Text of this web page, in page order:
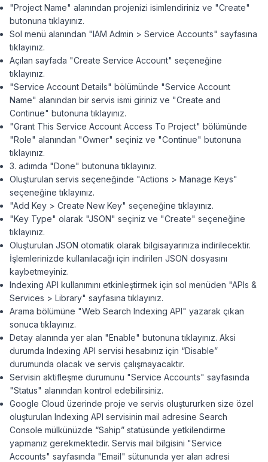
"Project Name" alanından projenizi isimlendiriniz ve "Create"
butonuna tıklayınız.
Sol menü alanından "IAM Admin > Service Accounts" sayfasına
tıklayınız.
Açılan sayfada "Create Service Account" seçeneğine
tıklayınız.
"Service Account Details" bölümünde "Service Account
Name" alanından bir servis ismi giriniz ve "Create and
Continue" butonuna tıklayınız.
"Grant This Service Account Access To Project" bölümünde
"Role" alanından "Owner" seçiniz ve "Continue" butonuna
tıklayınız.
3. adımda "Done" butonuna tıklayınız.
Oluşturulan servis seçeneğinde "Actions > Manage Keys"
seçeneğine tıklayınız.
"Add Key > Create New Key" seçeneğine tıklayınız.
"Key Type" olarak "JSON" seçiniz ve "Create" seçeneğine
tıklayınız.
Oluşturulan JSON otomatik olarak bilgisayarınıza indirilecektir.
İşlemlerinizde kullanılacağı için indirilen JSON dosyasını
kaybetmeyiniz.
Indexing API kullanımını etkinleştirmek için sol menüden "APIs &
Services > Library" sayfasına tıklayınız.
Arama bölümüne "Web Search Indexing API" yazarak çıkan
sonuca tıklayınız.
Detay alanında yer alan "Enable" butonuna tıklayınız. Aksi
durumda Indexing API servisi hesabınız için “Disable”
durumunda olacak ve servis çalışmayacaktır.
Servisin aktifleşme durumunu "Service Accounts" sayfasında
"Status" alanından kontrol edebilirsiniz.
Google Cloud üzerinde proje ve servis oluştururken size özel
oluşturulan Indexing API servisinin mail adresine Search
Console mülkünüzde “Sahip” statüsünde yetkilendirme
yapmanız gerekmektedir. Servis mail bilgisini "Service
Accounts" sayfasında "Email" sütununda yer alan adresi